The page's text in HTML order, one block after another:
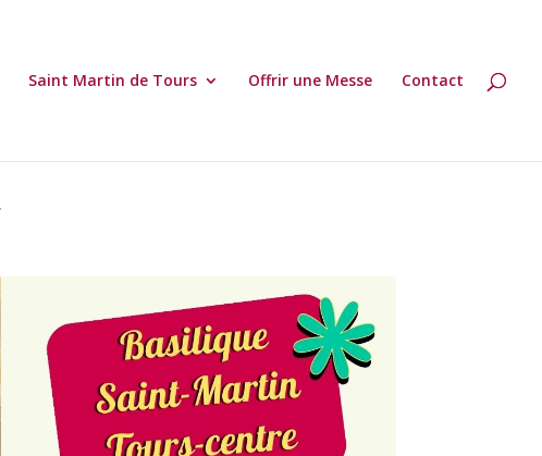
Saint Martin de Tours Offrir une Messe Contact